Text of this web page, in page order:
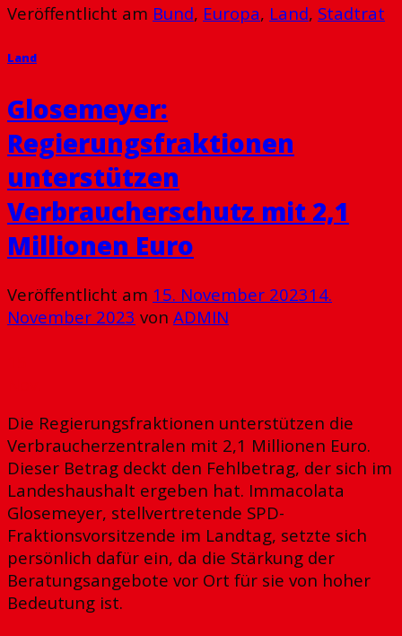
Veröffentlicht am Bund, Europa, Land, Stadtrat
Land
Glosemeyer:
Regierungsfraktionen
unterstützen
Verbraucherschutz mit 2,1
Millionen Euro
Veröffentlicht am 15. November 202314.
November 2023 von ADMIN
Die Regierungsfraktionen unterstützen die
Verbraucherzentralen mit 2,1 Millionen Euro.
Dieser Betrag deckt den Fehlbetrag, der sich im
Landeshaushalt ergeben hat. Immacolata
Glosemeyer, stellvertretende SPD-
Fraktionsvorsitzende im Landtag, setzte sich
persönlich dafür ein, da die Stärkung der
Beratungsangebote vor Ort für sie von hoher
Bedeutung ist.